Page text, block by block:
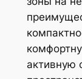
активную